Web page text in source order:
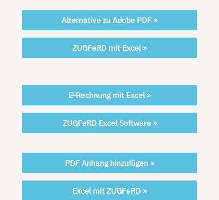
Alternative zu Adobe PDF »
ZUGFeRD mit Excel »
E-Rechnung mit Excel »
ZUGFeRD Excel Software »
PDF Anhang hinzufügen »
Excel mit ZUGFeRD »